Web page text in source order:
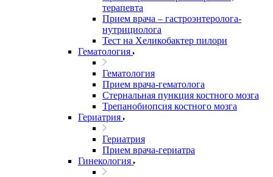
терапевта
Прием врача – гастроэнтеролога-
нутрициолога
Тест на Хеликобактер пилори
Гематология
Гематология
Прием врача-гематолога
Стернальная пункция костного мозга
Трепанобиопсия костного мозга
Гериатрия
Гериатрия
Прием врача-гериатра
Гинекология